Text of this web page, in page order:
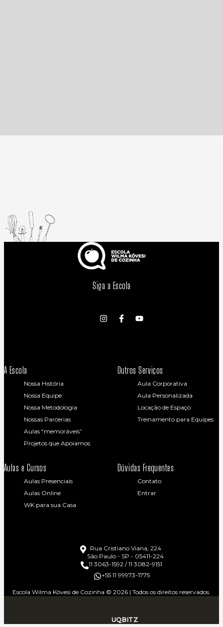
Siga a Escola
A Escola
Nossa História
Nossa Equipe
Nossa Metodologia
Nossas Parcerias
Aulas “memoráveis”
Projetos que Apoiamos
Outros Serviços
Aula Corporativa
Aula Personalizada
Locação de Espaço
Treinamento para Equipes
Aulas e Cursos
Aulas Presenciais
Aulas Online
WK para sua Casa
Dúvidas Frequentes
Contato
Entrar
Rua Cristiano Viana, 224
São Paulo - SP - 05411-224
11 3063-1592 / 11 3082-9151
+55 11 99973-1775
Escola Wilma Kövesi de Cozinha © 2026 | Todos os direitos reservados.
UQBITZ